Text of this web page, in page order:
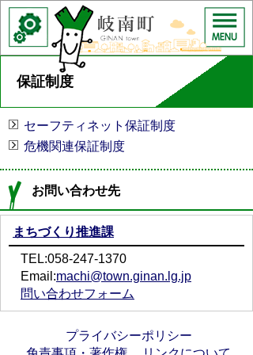
保証制度
セーフティネット保証制度
危機関連保証制度
お問い合わせ先
まちづくり推進課
TEL:058-247-1370
Email:machi@town.ginan.lg.jp
問い合わせフォーム
プライバシーポリシー